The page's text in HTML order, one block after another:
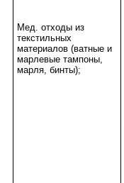
Мед. отходы из
текстильных
материалов (ватные и
марлевые тампоны,
марля, бинты);